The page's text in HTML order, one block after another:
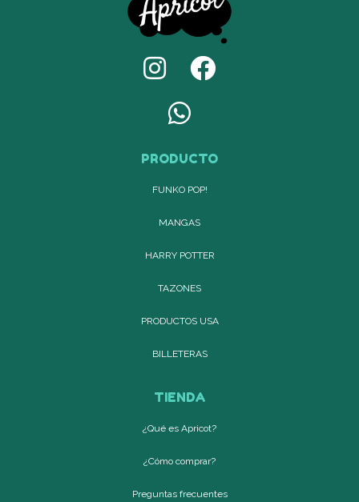
PRODUCTO
FUNKO POP!
MANGAS
HARRY POTTER
TAZONES
PRODUCTOS USA
BILLETERAS
TIENDA
¿Qué es Apricot?
¿Cómo comprar?
Preguntas frecuentes